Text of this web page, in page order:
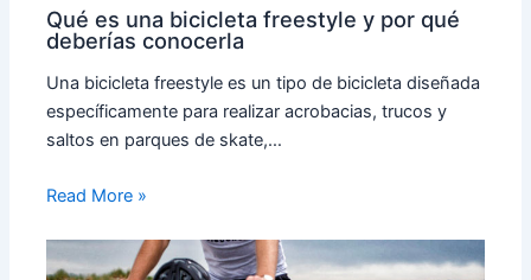
Qué es una bicicleta freestyle y por qué
deberías conocerla
Una bicicleta freestyle es un tipo de bicicleta diseñada
específicamente para realizar acrobacias, trucos y
saltos en parques de skate,…
Read More »